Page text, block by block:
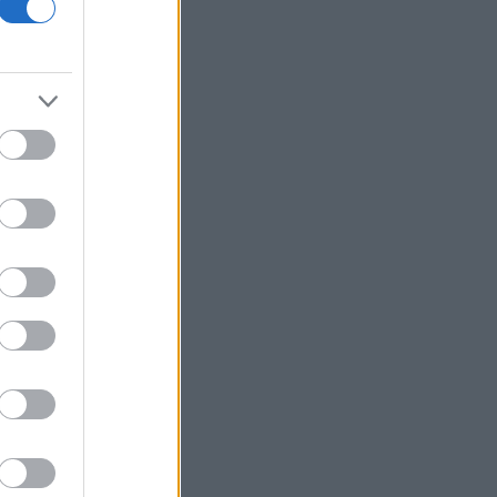
18η συνεχόμενη χρονιά
δολαρίων για τη DeepSeek
Βρεττού (Credia): Πιστωτική επέκταση
άνω των 1,3 δισ. ευρώ φέτος -
Επιταχύνει την ανάπτυξη, μεταθέτει
Στα πράσινα οι ευρωαγορές - Νέο
ενδοσυνεδριακό ρεκόρ για τον Stoxx
Πυρκαγιές: 325 αυτοψίες στις
πληγείσες περιοχές - 118 «κόκκινα»
Σε εξέλιξη πυρκαγιές σε Σκύρο και
ΑΔΜΗΕ: Διατηρεί την τεχνική ηγεσία